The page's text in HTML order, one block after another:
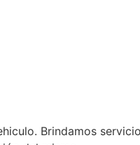
Brindamos